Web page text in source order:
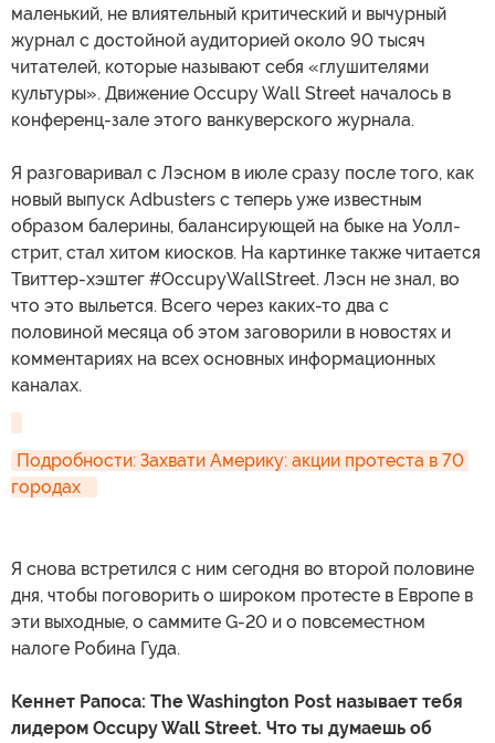
маленький, не влиятельный критический и вычурный
журнал с достойной аудиторией около 90 тысяч
читателей, которые называют себя «глушителями
культуры». Движение Occupy Wall Street началось в
конференц-зале этого ванкуверского журнала.
Я разговаривал с Лэсном в июле сразу после того, как
новый выпуск Adbusters с теперь уже известным
образом балерины, балансирующей на быке на Уолл-
стрит, стал хитом киосков. На картинке также читается
Твиттер-хэштег #OccupyWallStreet. Лэсн не знал, во
что это выльется. Всего через каких-то два с
половиной месяца об этом заговорили в новостях и
комментариях на всех основных информационных
каналах.
Подробности: Захвати Америку: акции протеста в 70
городах
Я снова встретился с ним сегодня во второй половине
дня, чтобы поговорить о широком протесте в Европе в
эти выходные, о саммите G-20 и о повсеместном
налоге Робина Гуда.
Кеннет Рапоса: The Washington Post называет тебя
лидером Occupy Wall Street. Что ты думаешь об